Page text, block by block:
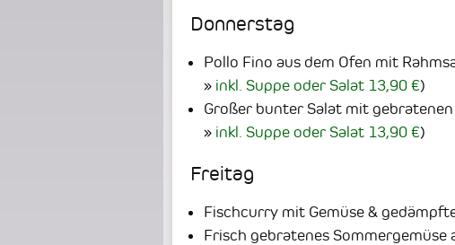
Donnerstag
Pollo Fino aus dem Ofen mit
inkl. Suppe oder Salat 13,90 €)
Großer bunter Salat mit
inkl. Suppe oder Salat 13,90 €)
Freitag
Fischcurry mit Gemüse &
Frisch gebratenes